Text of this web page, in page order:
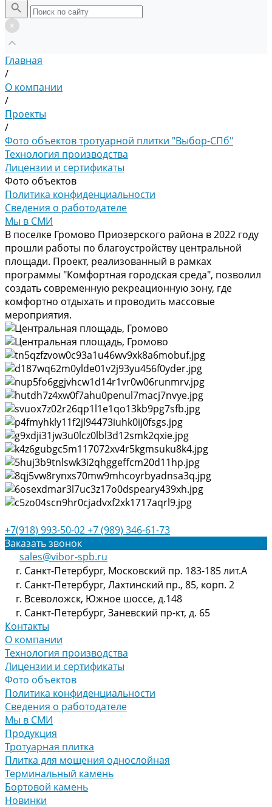
Главная
/
О компании
/
Проекты
/
Фото объектов тротуарной плитки "Выбор-СПб"
Технология производства
Лицензии и сертификаты
Фото объектов
Политика конфиденциальности
Сведения о работодателе
Мы в СМИ
В поселке Громово Приозерского района в 2022 году
прошли работы по благоустройству центральной
площади. Проект, реализованный в рамках
программы "Комфортная городская среда", позволил
создать современную рекреационную зону, где
комфортно отдыхать и проводить массовые
мероприятия.
+7(918) 993-50-02+7 (989) 346-61-73
Заказать звонок
sales@vibor-spb.ru
г. Санкт-Петербург, Московский пр. 183-185 лит.А
г. Санкт-Петербург, Лахтинский пр., 85, корп. 2
г. Всеволожск, Южное шоссе, д.148
г. Санкт-Петербург, Заневский пр-кт, д. 65
Контакты
О компании
Технология производства
Лицензии и сертификаты
Фото объектов
Политика конфиденциальности
Сведения о работодателе
Мы в СМИ
Продукция
Тротуарная плитка
Плитка для мощения однослойная
Терминальный камень
Бортовой камень
Новинки